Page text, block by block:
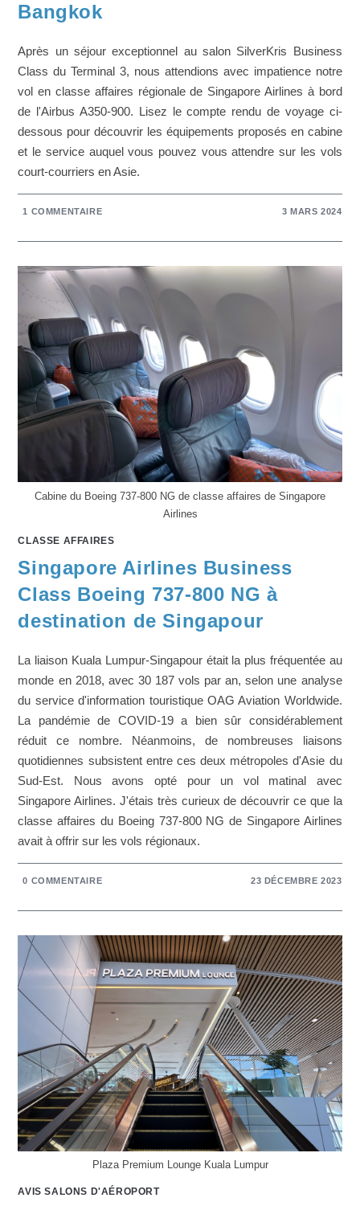
Bangkok
Après un séjour exceptionnel au salon SilverKris Business
Class du Terminal 3, nous attendions avec impatience notre
vol en classe affaires régionale de Singapore Airlines à bord
de l'Airbus A350-900. Lisez le compte rendu de voyage ci-
dessous pour découvrir les équipements proposés en cabine
et le service auquel vous pouvez vous attendre sur les vols
court-courriers en Asie.
1 COMMENTAIRE 3 MARS 2024
Cabine du Boeing 737-800 NG de classe affaires de Singapore
Airlines
CLASSE AFFAIRES
Singapore Airlines Business
Class Boeing 737-800 NG à
destination de Singapour
La liaison Kuala Lumpur-Singapour était la plus fréquentée au
monde en 2018, avec 30 187 vols par an, selon une analyse
du service d'information touristique OAG Aviation Worldwide.
La pandémie de COVID-19 a bien sûr considérablement
réduit ce nombre. Néanmoins, de nombreuses liaisons
quotidiennes subsistent entre ces deux métropoles d'Asie du
Sud-Est. Nous avons opté pour un vol matinal avec
Singapore Airlines. J'étais très curieux de découvrir ce que la
classe affaires du Boeing 737-800 NG de Singapore Airlines
avait à offrir sur les vols régionaux.
0 COMMENTAIRE 23 DÉCEMBRE 2023
Plaza Premium Lounge Kuala Lumpur
AVIS SALONS D'AÉROPORT